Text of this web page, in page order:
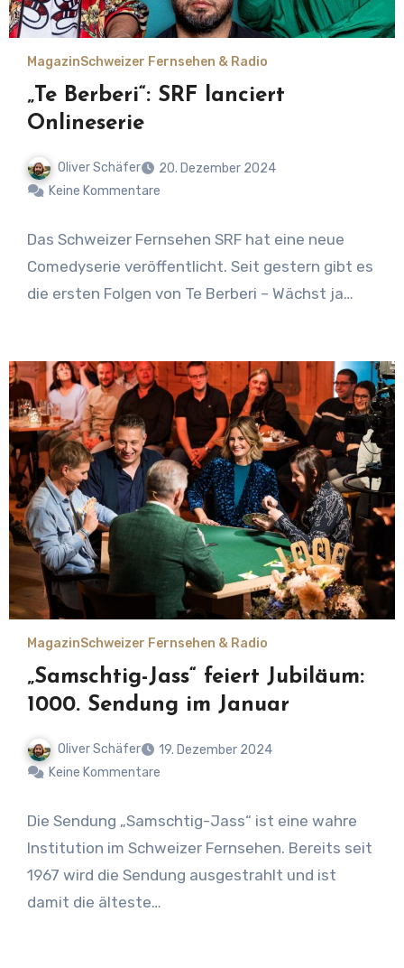
MagazinSchweizer Fernsehen & Radio
„Te Berberi“: SRF lanciert
Onlineserie
Oliver Schäfer
20. Dezember 2024
Keine Kommentare
Das Schweizer Fernsehen SRF hat eine neue
Comedyserie veröffentlicht. Seit gestern gibt es
die ersten Folgen von Te Berberi – Wächst ja…
MagazinSchweizer Fernsehen & Radio
„Samschtig-Jass“ feiert Jubiläum:
1000. Sendung im Januar
Oliver Schäfer
19. Dezember 2024
Keine Kommentare
Die Sendung „Samschtig-Jass“ ist eine wahre
Institution im Schweizer Fernsehen. Bereits seit
1967 wird die Sendung ausgestrahlt und ist
damit die älteste…